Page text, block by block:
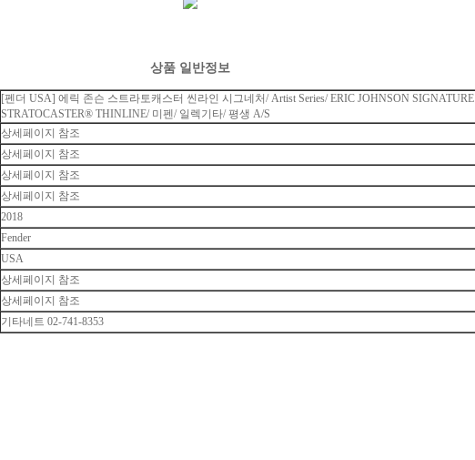
상품 일반정보
[펜더 USA] 에릭 존슨 스트라토캐스터 씬라인 시그네처/ Artist Series/ ERIC JOHNSON SIGNATURE
STRATOCASTER® THINLINE/ 미펜/ 일렉기타/ 평생 A/S
상세페이지 참조
상세페이지 참조
상세페이지 참조
상세페이지 참조
2018
Fender
USA
상세페이지 참조
상세페이지 참조
기타네트 02-741-8353